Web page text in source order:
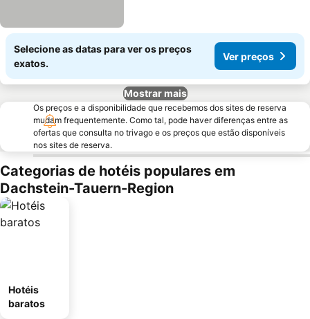
Selecione as datas para ver os preços
exatos.
Ver preços
Mostrar mais
Os preços e a disponibilidade que recebemos dos sites de reserva
mudam frequentemente. Como tal, pode haver diferenças entre as
ofertas que consulta no trivago e os preços que estão disponíveis
nos sites de reserva.
Categorias de hotéis populares em
Dachstein-Tauern-Region
Hotéis
baratos